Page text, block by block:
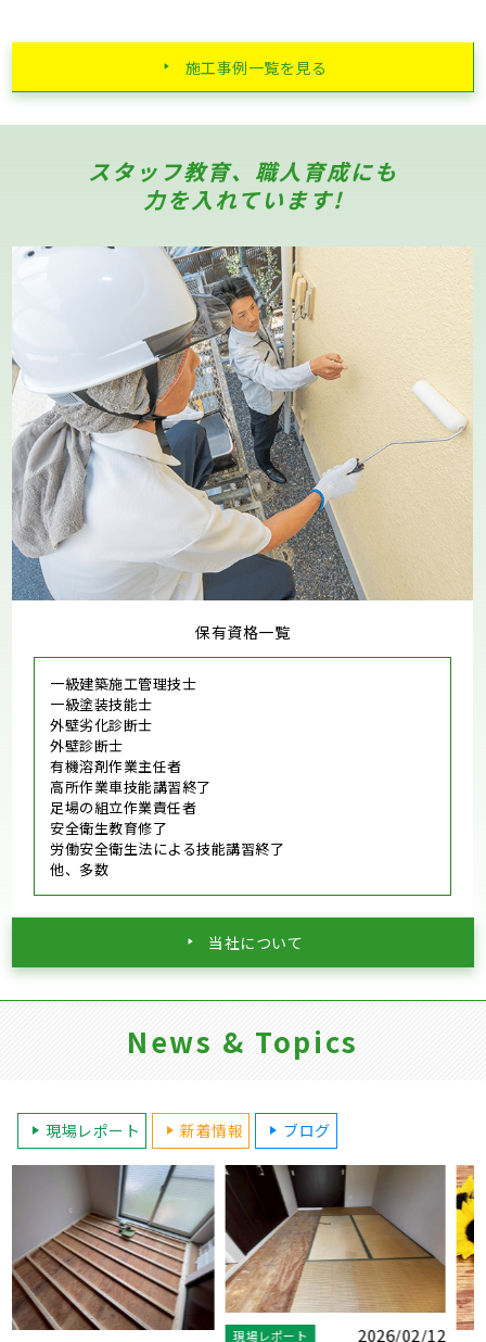
施工事例一覧を見る
スタッフ教育、職人育成にも
力を入れています!
保有資格一覧
一級建築施工管理技士
一級塗装技能士
外壁劣化診断士
外壁診断士
有機溶剤作業主任者
高所作業車技能講習終了
足場の組立作業責任者
安全衛生教育修了
労働安全衛生法による技能講習終了
他、多数
当社について
News & Topics
現場レポート 新着情報 ブログ
現場レポート 2026/07/26